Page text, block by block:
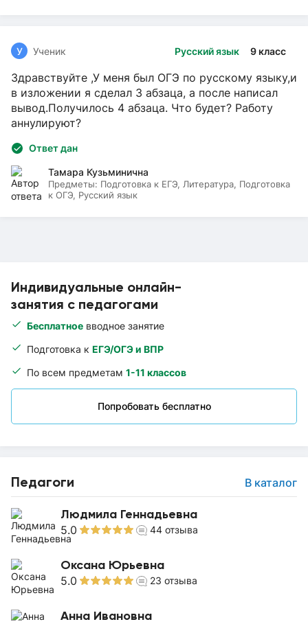
Индивидуальные онлайн-
занятия с педагогами
Бесплатное вводное занятие
Подготовка к ЕГЭ/ОГЭ и ВПР
По всем предметам 1-11 классов
Попробовать бесплатно
Педагоги В каталог
Людмила Геннадьевна
5.0 44 отзыва
Оксана Юрьевна
5.0 23 отзыва
Анна Ивановна
Русский язык 9 класс
У Ученик
Здравствуйте ,У меня был ОГЭ по русскому языку,и
в изложении я сделал 3 абзаца, а после написал
вывод.Получилось 4 абзаца. Что будет? Работу
аннулируют?
Ответ дан
Тамара Кузьминична
Предметы: Подготовка к ЕГЭ, Литература, Подготовка
к ОГЭ, Русский язык